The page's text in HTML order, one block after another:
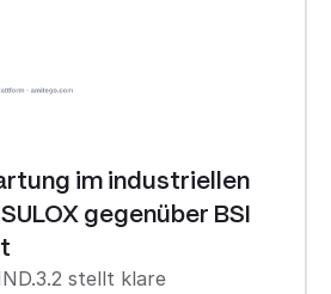
im industriellen
gegenüber BSI
stellt klare